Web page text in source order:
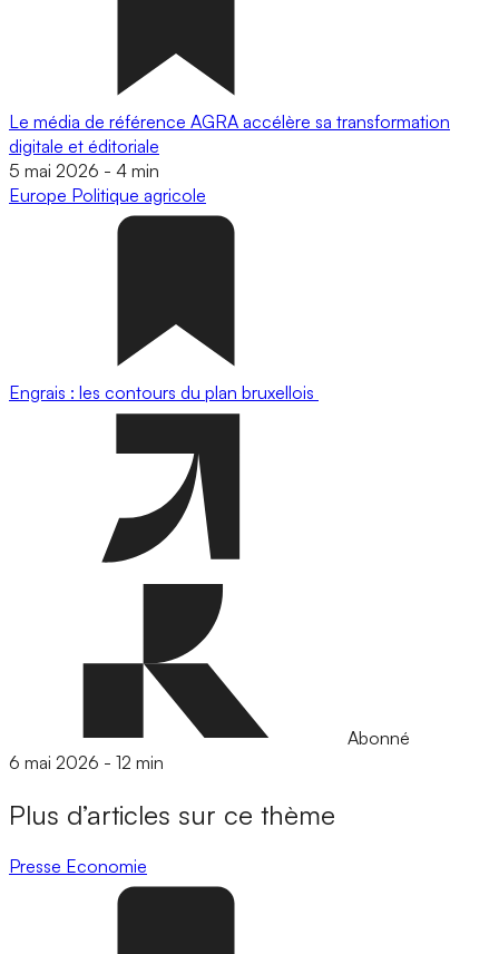
Le média de référence AGRA accélère sa transformation
digitale et éditoriale
5 mai 2026 - 4 min
Europe Politique agricole
Engrais : les contours du plan bruxellois
Abonné
6 mai 2026 - 12 min
Plus d’articles sur ce thème
Presse Economie